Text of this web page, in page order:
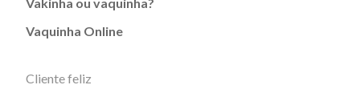
Vaquinha Online
Cliente feliz